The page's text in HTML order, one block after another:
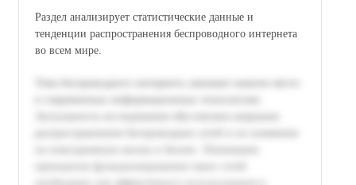
Раздел анализирует статистические данные и
тенденции распространения беспроводного интернета
во всем мире.